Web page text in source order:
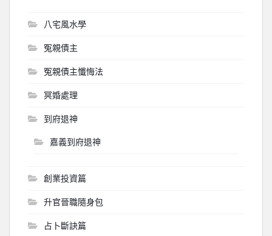
八宅風水學
冤親債主
冤親債主懺悔法
冥婚處理
到府退神
嘉義到府退神
創業投資篇
升官晉職隨身包
占卜斷訣篇